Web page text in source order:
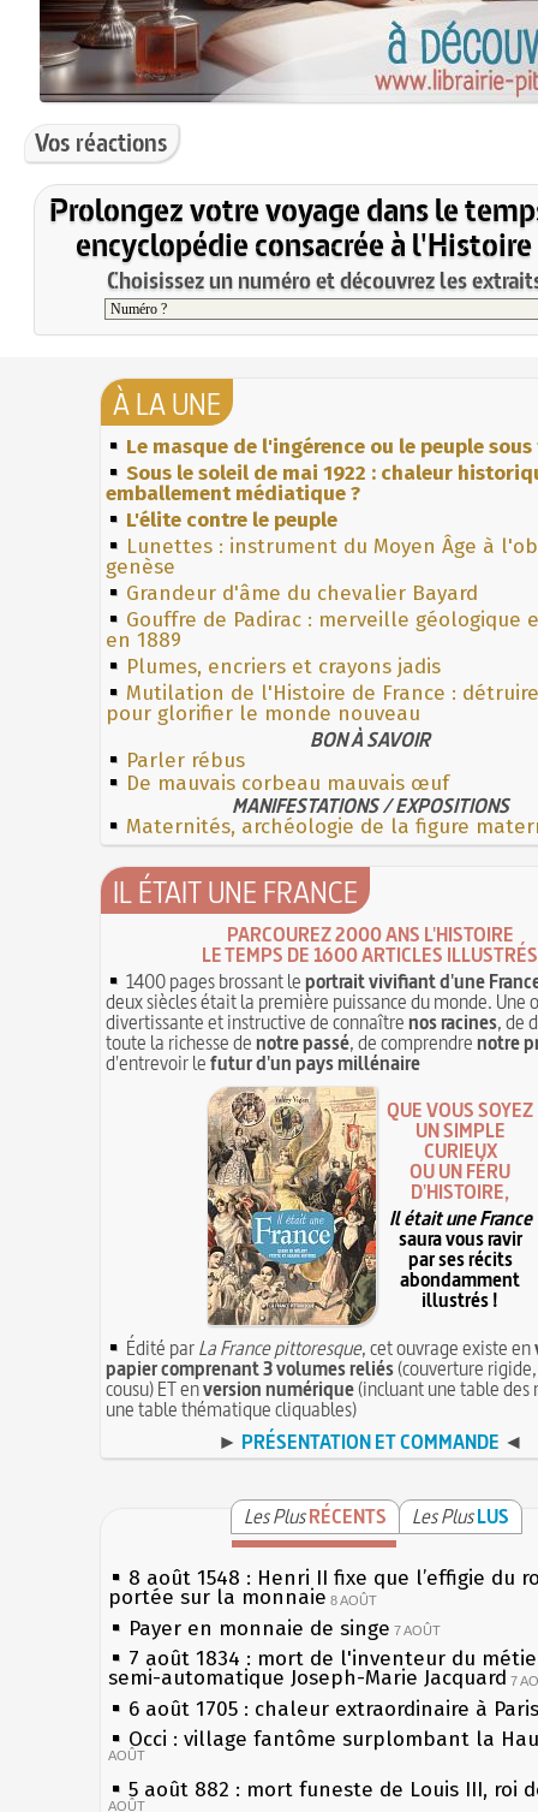
Vos réactions
Prolongez votre voyage dans le
encyclopédie consacrée à l'Histoire
Choisissez un numéro et découvrez les
À LA UNE
Le masque de l'ingérence ou le peuple
Sous le soleil de mai 1922 : chaleur
emballement médiatique ?
L'élite contre le peuple
Lunettes : instrument du Moyen Âge à
genèse
Grandeur d'âme du chevalier Bayard
Gouffre de Padirac : merveille géologique
en 1889
Plumes, encriers et crayons jadis
Mutilation de l'Histoire de France :
pour glorifier le monde nouveau
BON À SAVOIR
Parler rébus
De mauvais corbeau mauvais œuf
MANIFESTATIONS / EXPOSITIONS
Maternités, archéologie de la figure
IL ÉTAIT UNE FRANCE
PARCOUREZ 2000 ANS L'HISTOIRE
LE TEMPS DE 1600 ARTICLES ILLUSTRÉS
1400 pages brossant leportrait vivifiant d'une
deux siècles était la première puissance du monde. Une
divertissante et instructive de connaîtrenos racines, de
toute la richesse denotre passé, de comprendrenotre
d'entrevoir lefutur d'un pays millénaire
QUE VOUS SOYEZ
UN SIMPLE
CURIEUX
OU UN FÉRU
D'HISTOIRE,
Il était une France
saura vous ravir
par ses récits
abondamment
illustrés !
Édité parLa France pittoresque, cet ouvrage existe en
papier comprenant 3 volumes reliés(couverture
cousu) ET enversion numérique(incluant une table des
une table thématique cliquables)
► PRÉSENTATION ET COMMANDE ◄
Les PlusRÉCENTS Les PlusLUS
8 août 1548 : Henri II fixe que l’effigie du
portée sur la monnaie 8 AOÛT
Payer en monnaie de singe 7 AOÛT
7 août 1834 : mort de l'inventeur du
semi-automatique Joseph-Marie Jacquard 7
6 août 1705 : chaleur extraordinaire à Paris
Occi : village fantôme surplombant la
AOÛT
5 août 882 : mort funeste de Louis III, roi